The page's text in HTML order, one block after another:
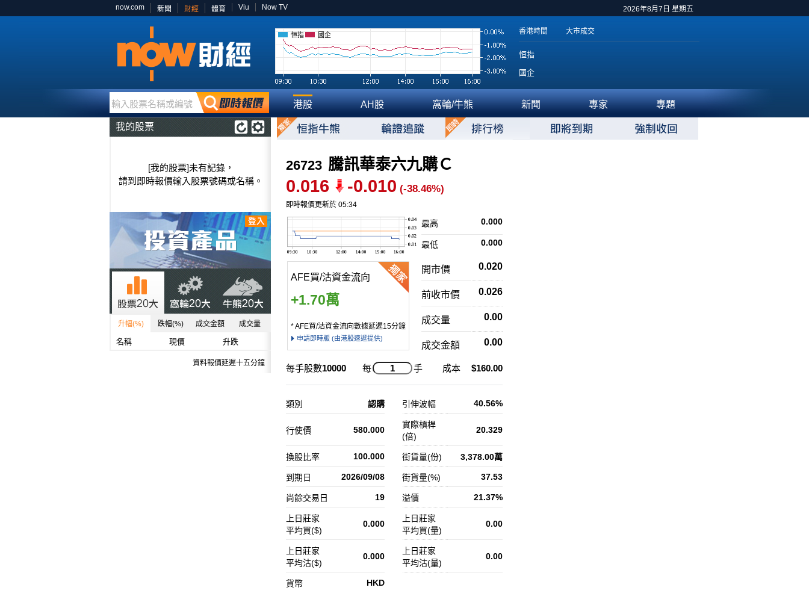
2026年8月7日 星期五
now.com 新聞 財經 體育 Viu Now TV
恒指 國企 香港時間 大市成交
恒指
國企
輸入股票名稱或編號 港股 AH股 窩輪/牛熊 新聞 專家 專題
我的股票
[我的股票]未有記錄，
請到即時報價輸入股票號碼或名稱。
升幅(%) 跌幅(%) 成交金額 成交量
名稱 現價 升跌
資料報價延遲十五分鐘
26723 騰訊華泰六九購Ｃ
0.016 -0.010 (-38.46%)
即時報價更新於 05:34
0.000
最高
0.000
最低
AFE買/沽資金流向
+1.70萬
* AFE買/沽資金流向數據延遲15分鐘
申請即時版 (由港股速遞提供)
開市價 0.020
前收市價 0.026
成交量 0.00
成交金額 0.00
每手股數10000 每 手 成本 $160.00
類別 認購 引伸波幅 40.56%
行使價 580.000
實際槓桿
(倍)
20.329
換股比率 100.000 街貨量(份) 3,378.00萬
到期日 2026/09/08 街貨量(%) 37.53
尚餘交易日 19 溢價 21.37%
上日莊家
平均買($)
0.000
上日莊家
平均買(量)
0.00
上日莊家
平均沽($)
0.000
上日莊家
平均沽(量)
0.00
貨幣 HKD